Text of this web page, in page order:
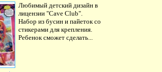
Любимый детский дизайн в
лицензии "Cave Club".
Набор из бусин и пайеток со
стикерами для крепления.
Ребенок сможет сделать...